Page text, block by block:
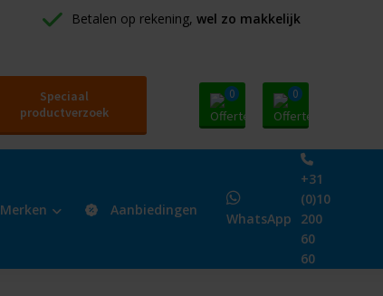
Betalen op rekening, wel zo makkelijk
Speciaal
productverzoek
0 0
Merken Aanbiedingen
WhatsApp
+31
(0)10
200
60
60